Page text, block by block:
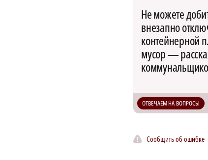
Не можете
внезапно
контейнерной
мусор —
ОТВЕЧАЕМ НА ВОПРОСЫ
Сообщить об ошибке